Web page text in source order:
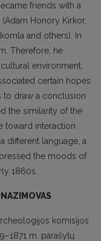
friends with a
Honory Kirkor,
and others). In
Therefore, he
environment,
certain hopes
to draw a conclusion
the similarity of the
toward interaction
different language, a
the moods of
1860s.
komisijos
m. parašytų